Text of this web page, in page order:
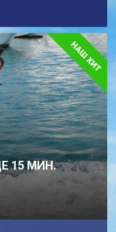
15 МИН.